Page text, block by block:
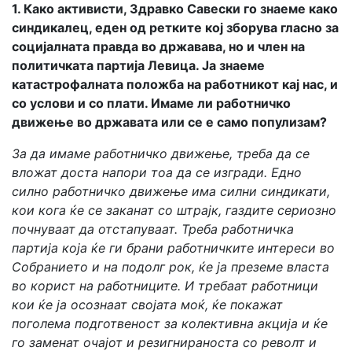
1. Како активисти, Здравко Савески го знаеме како
синдикалец, еден од ретките кој зборува гласно за
социјалната правда во државава, но и член на
политичката партија Левица. Ја знаеме
катастрофалната положба на работникот кај нас, и
со услови и со плати. Имаме ли работничко
движење во државата или се е само популизам?
За да имаме работничко движење, треба да се
вложат доста напори тоа да се изгради. Едно
силно работничко движење има силни синдикати,
кои кога ќе се заканат со штрајк, газдите сериозно
почнуваат да отстапуваат. Треба работничка
партија која ќе ги брани работничките интереси во
Собранието и на подолг рок, ќе ја преземе власта
во корист на работниците. И требаат работници
кои ќе ја осознаат својата моќ, ќе покажат
поголема подготвеност за колективна акција и ќе
го заменат очајот и резигнираноста со револт и